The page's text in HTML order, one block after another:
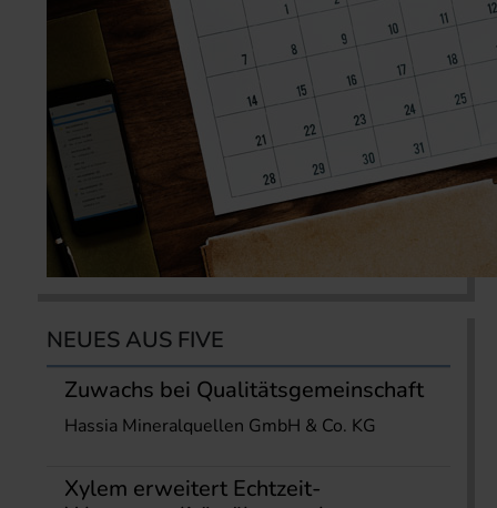
NEUES AUS FIVE
Zuwachs bei Qualitätsgemeinschaft
Hassia Mineralquellen GmbH & Co. KG
Xylem erweitert Echtzeit-